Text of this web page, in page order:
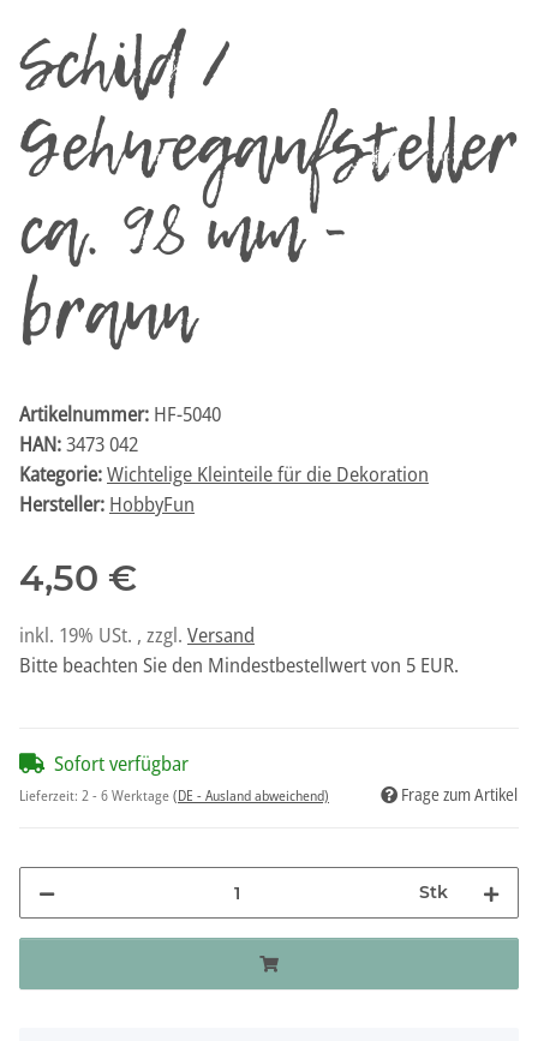
Schild /
Gehwegaufsteller
ca. 98 mm -
braun
Artikelnummer: HF-5040
HAN:3473 042
Kategorie:Wichtelige Kleinteile für die Dekoration
Hersteller: HobbyFun
4,50 €
inkl. 19% USt. , zzgl. Versand
Bitte beachten Sie den Mindestbestellwert von 5 EUR.
Sofort verfügbar
Lieferzeit: 2 - 6 Werktage(DE - Ausland abweichend) Frage zum Artikel
Stk